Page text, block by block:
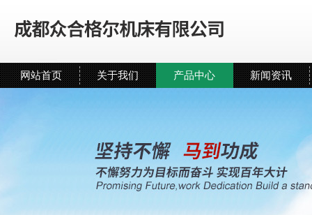
网站首页 关于我们 产品中心 新闻资讯